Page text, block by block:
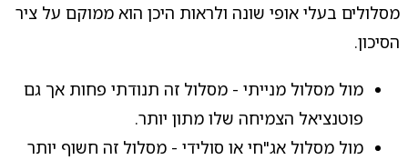
מסלולים בעלי אופי שונה ולראות היכן הוא ממוקם על ציר
הסיכון.
מול מסלול מנייתי - מסלול זה תנודתי פחות אך גם
פוטנציאל הצמיחה שלו מתון יותר.
מול מסלול אג"חי או סולידי - מסלול זה חשוף יותר